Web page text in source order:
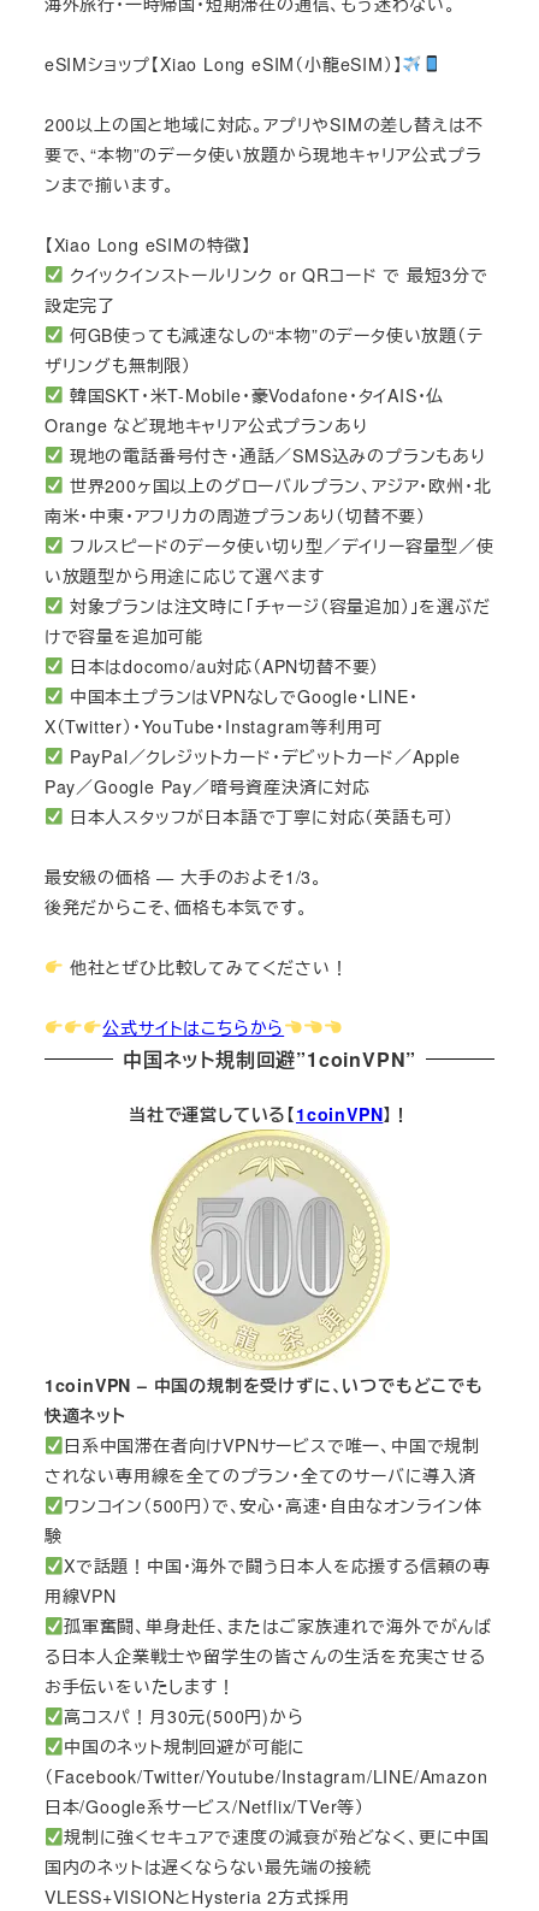
eSIMショップ【Xiao Long eSIM（小龍eSIM）】
200以上の国と地域に対応。アプリやSIMの差し替えは不
要で、“本物”のデータ使い放題から現地キャリア公式プラ
ンまで揃います。
【Xiao Long eSIMの特徴】
クイックインストールリンク or QRコード で 最短3分で
設定完了
何GB使っても減速なしの“本物”のデータ使い放題（テ
ザリングも無制限）
韓国SKT・米T-Mobile・豪Vodafone・タイAIS・仏
Orange など現地キャリア公式プランあり
現地の電話番号付き・通話／SMS込みのプランもあり
世界200ヶ国以上のグローバルプラン、アジア・欧州・北
南米・中東・アフリカの周遊プランあり（切替不要）
フルスピードのデータ使い切り型／デイリー容量型／使
い放題型から用途に応じて選べます
対象プランは注文時に「チャージ（容量追加）」を選ぶだ
けで容量を追加可能
日本はdocomo/au対応（APN切替不要）
中国本土プランはVPNなしでGoogle・LINE・
X（Twitter）・YouTube・Instagram等利用可
PayPal／クレジットカード・デビットカード／Apple
Pay／Google Pay／暗号資産決済に対応
日本人スタッフが日本語で丁寧に対応（英語も可）
最安級の価格 — 大手のおよそ1/3。
後発だからこそ、価格も本気です。
他社とぜひ比較してみてください！
公式サイトはこちらから
中国ネット規制回避”1coinVPN”
当社で運営している【1coinVPN】！
1coinVPN – 中国の規制を受けずに、いつでもどこでも
快適ネット
日系中国滞在者向けVPNサービスで唯一、中国で規制
されない専用線を全てのプラン・全てのサーバに導入済
ワンコイン（500円）で、安心・高速・自由なオンライン体
験
Xで話題！中国・海外で闘う日本人を応援する信頼の専
用線VPN
孤軍奮闘、単身赴任、またはご家族連れで海外でがんば
る日本人企業戦士や留学生の皆さんの生活を充実させる
お手伝いをいたします！
高コスパ！月30元(500円)から
中国のネット規制回避が可能に
（Facebook/Twitter/Youtube/Instagram/LINE/Amazon
日本/Google系サービス/Netflix/TVer等）
規制に強くセキュアで速度の減衰が殆どなく、更に中国
国内のネットは遅くならない最先端の接続
VLESS+VISIONとHysteria 2方式採用